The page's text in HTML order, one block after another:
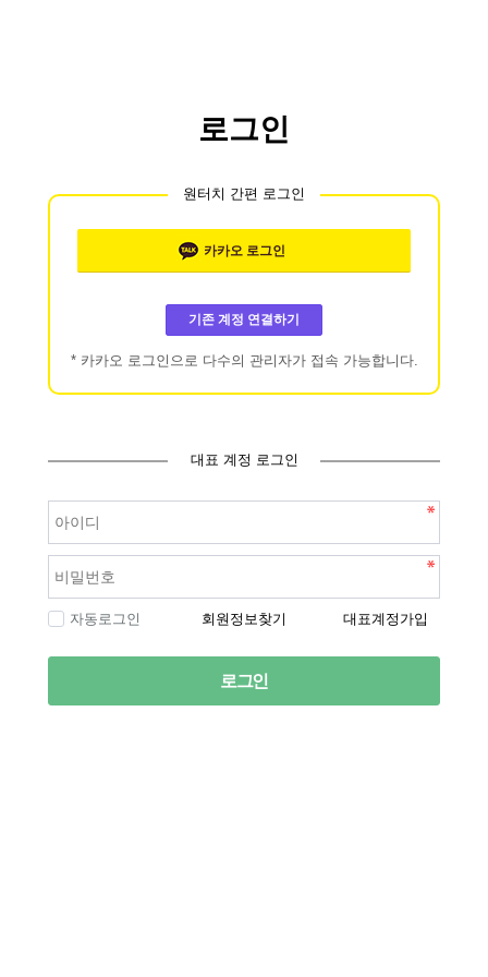
로그인
원터치 간편 로그인
카카오로그인
기존 계정 연결하기
* 카카오 로그인으로 다수의 관리자가 접속 가능합니다.
대표 계정 로그인
자동로그인 회원정보찾기 대표계정가입
로그인